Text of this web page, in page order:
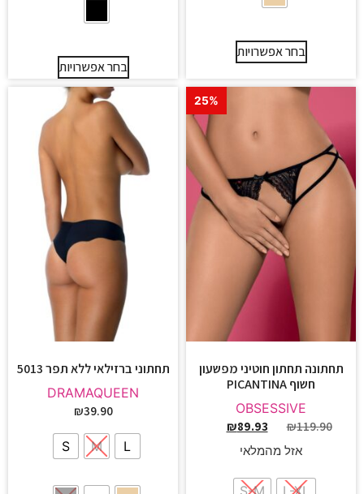
בחר אפשרויות
בחר אפשרויות
25%
תחתונה תחתון חוטיני מפשעון
חשוף PICANTINA
OBSESSIVE
₪119.90
₪89.93
אזל מהמלאי
תחתוני ברזילאי ללא תפר 5013
DRAMAQUEEN
₪39.90
L
M
S